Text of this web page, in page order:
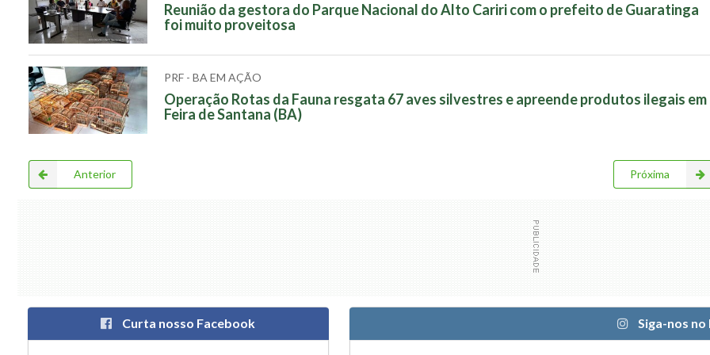
Reunião da gestora do Parque Nacional do Alto Cariri com o prefeito de Guaratinga
foi muito proveitosa
PRF - BA EM AÇÃO
Operação Rotas da Fauna resgata 67 aves silvestres e apreende produtos ilegais em
Feira de Santana (BA)
Anterior Próxima
Curta nosso Facebook Siga-nos